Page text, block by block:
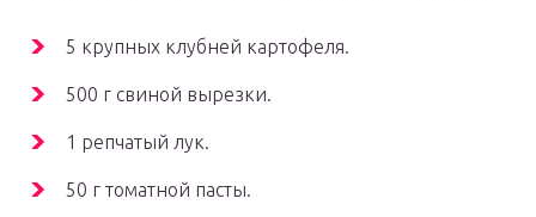
5 крупных клубней картофеля.
500 г свиной вырезки.
1 репчатый лук.
50 г томатной пасты.